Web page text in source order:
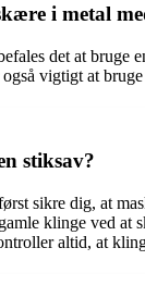
i metal
det at
vigtigt at
stiksav?
sikre dig, at
klinge ved at
altid, at